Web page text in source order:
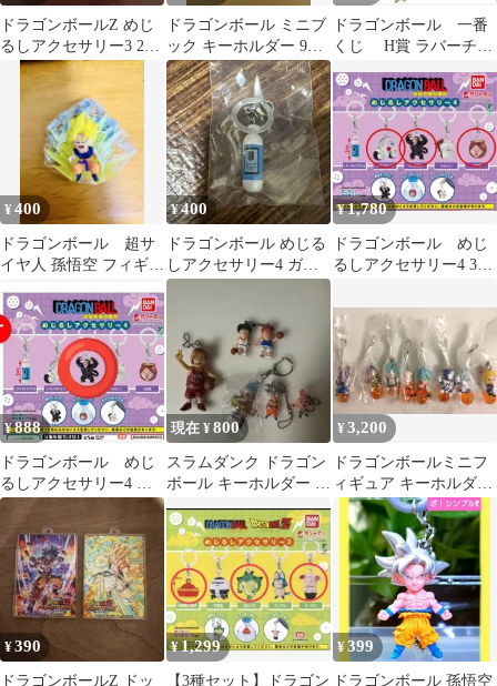
ドラゴンボールZ めじ
るしアクセサリー3 2種
セット
ドラゴンボール ミニブ
ック キーホルダー 9種
セット
ドラゴンボール 一番
くじ H賞 ラバーチャ
ト
¥400
ドラゴンボール 超サ
イヤ人 孫悟空 フィギュ
¥400
ドラゴンボール めじる
しアクセサリー4 ガチ
ャ ホイポイカプセル
¥1,780
ドラゴンボール めじ
るしアクセサリー4 3種
¥888
ドラゴンボール めじ
るしアクセサリー4 大
猿悟空
現在 ¥800
スラムダンク ドラゴン
ボール キーホルダー ま
とめ売り
¥3,200
ドラゴンボールミニフ
ィギュア キーホルダー
8種セット①
¥390
ドラゴンボールZ ドッ
¥1,299
【3種セット】ドラゴン
¥399
ドラゴンボール 孫悟空